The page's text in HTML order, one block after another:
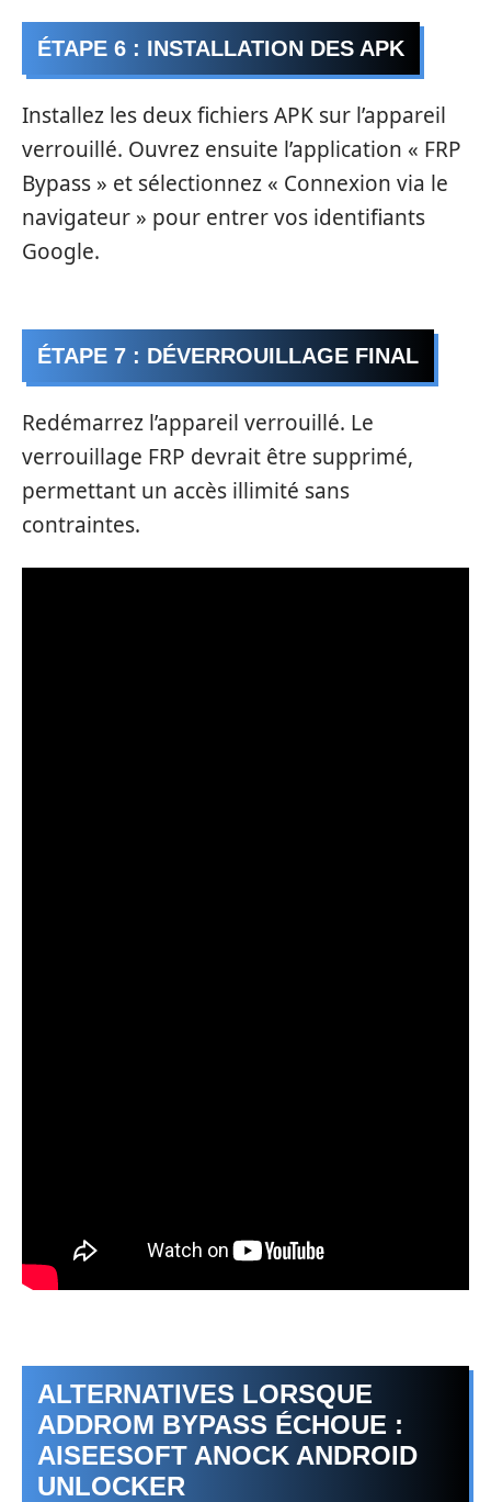
ÉTAPE 6 : INSTALLATION DES APK
Installez les deux fichiers APK sur l’appareil
verrouillé. Ouvrez ensuite l’application « FRP
Bypass » et sélectionnez « Connexion via le
navigateur » pour entrer vos identifiants
Google.
ÉTAPE 7 : DÉVERROUILLAGE FINAL
Redémarrez l’appareil verrouillé. Le
verrouillage FRP devrait être supprimé,
permettant un accès illimité sans
contraintes.
ALTERNATIVES LORSQUE
ADDROM BYPASS ÉCHOUE :
AISEESOFT ANOCK ANDROID
UNLOCKER